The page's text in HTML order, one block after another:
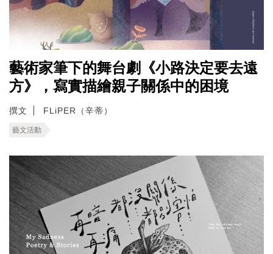
藝術家筆下的舞台劇《小路決定要去遠
方》，寫實描繪親子關係中的困境
撰文 FLiPER（辛蒂）
藝文活動